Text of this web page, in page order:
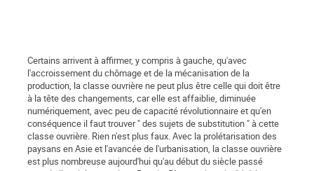
Certains arrivent à affirmer, y compris à gauche, qu'avec
l'accroissement du chômage et de la mécanisation de la
production, la classe ouvrière ne peut plus être celle qui doit être
à la tête des changements, car elle est affaiblie, diminuée
numériquement, avec peu de capacité révolutionnaire et qu'en
conséquence il faut trouver " des sujets de substitution " à cette
classe ouvrière. Rien n'est plus faux. Avec la prolétarisation des
paysans en Asie et l'avancée de l'urbanisation, la classe ouvrière
est plus nombreuse aujourd'hui qu'au début du siècle passé